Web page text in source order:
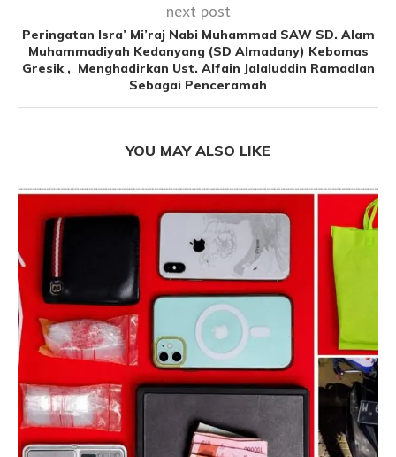
next post
Peringatan Isra’ Mi’raj Nabi Muhammad SAW SD. Alam
Muhammadiyah Kedanyang (SD Almadany) Kebomas
Gresik , Menghadirkan Ust. Alfain Jalaluddin Ramadlan
Sebagai Penceramah
YOU MAY ALSO LIKE